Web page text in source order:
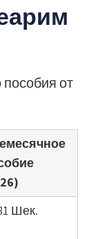
от
Шек.